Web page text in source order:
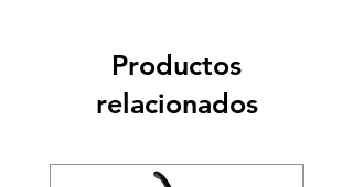
Productos
relacionados